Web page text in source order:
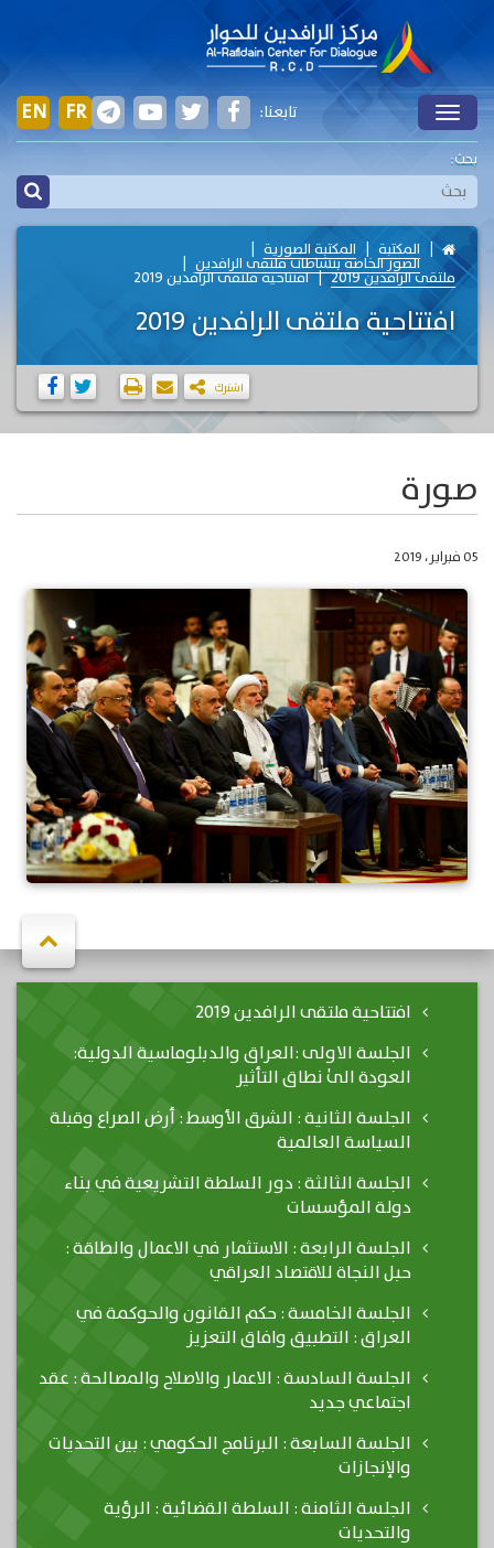
Toggle
EN FR تابعنا:
بحث:
المكتبة المكتبة الصورية
الصور الخاصة بنشاطات ملتقى الرافدين
ملتقى الرافدين 2019 افتتاحية ملتقى الرافدين 2019
افتتاحية ملتقى الرافدين 2019
اشترك
صورة
05 فبراير، 2019
افتتاحية ملتقى الرافدين 2019
الجلسة الاولى :العراق والدبلوماسية الدولية:
العودة الىٰ نطاق التأثير
الجلسة الثانية : الشرق الأوسط : أرض الصراع وقبلة
السياسة العالمية
الجلسة الثالثة : دور السلطة التشريعية في بناء
دولة المؤسسات
الجلسة الرابعة : الاستثمار في الاعمال والطاقة :
حبل النجاة للاقتصاد العراقي
الجلسة الخامسة : حكم القانون والحوكمة في
العراق : التطبيق وافاق التعزيز
الجلسة السادسة : الاعمار والاصلاح والمصالحة : عقد
اجتماعي جديد
الجلسة السابعة : البرنامج الحكومي : بين التحديات
والإنجازات
الجلسة الثامنة : السلطة القضائية : الرؤية
والتحديات